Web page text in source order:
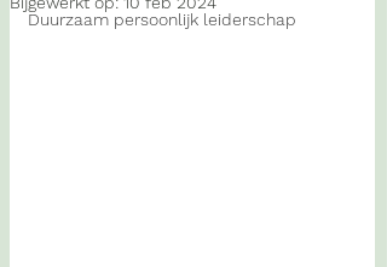
Duurzaam persoonlijk leiderschap